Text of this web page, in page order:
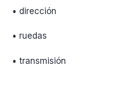
• dirección
• ruedas
• transmisión